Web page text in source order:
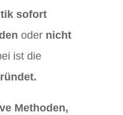
sofort
oder nicht
ist die
Methoden,